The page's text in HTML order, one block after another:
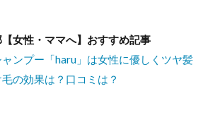
女性・ママへ】おすすめ記事
ンプー「haru」は女性に優しくツヤ髪
の効果は？口コミは？